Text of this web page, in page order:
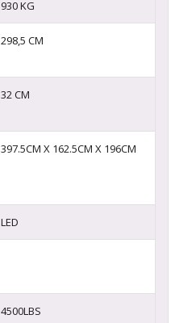
930 KG
298,5 CM
32 CM
397.5CM X 162.5CM X 196CM
LED
4500LBS